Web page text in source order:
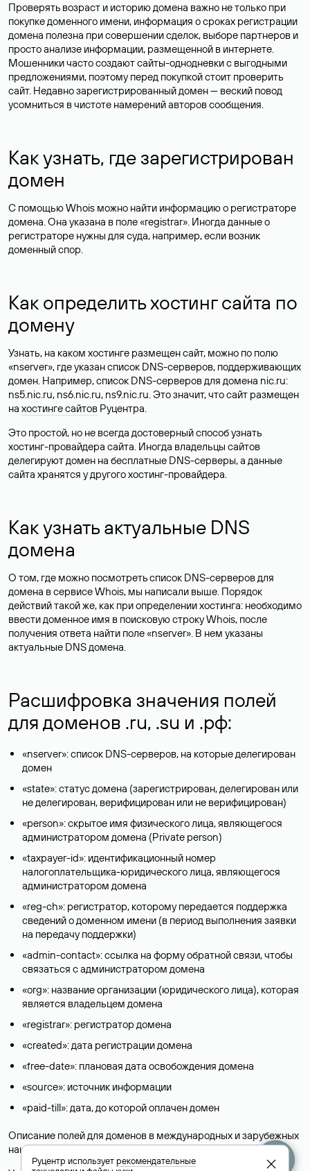
Проверять возраст и историю домена важно не только при
покупке доменного имени, информация о сроках регистрации
домена полезна при совершении сделок, выборе партнеров и
просто анализе информации, размещенной в интернете.
Мошенники часто создают сайты-однодневки с выгодными
предложениями, поэтому перед покупкой стоит проверить
сайт. Недавно зарегистрированный домен — веский повод
усомниться в чистоте намерений авторов сообщения.
Как узнать, где зарегистрирован
домен
С помощью Whois можно найти информацию о регистраторе
домена. Она указана в поле «registrar». Иногда данные о
регистраторе нужны для суда, например, если возник
доменный спор.
Как определить хостинг сайта по
домену
Узнать, на каком хостинге размещен сайт, можно по полю
«nserver», где указан список DNS-серверов, поддерживающих
домен. Например, список DNS-серверов для домена nic.ru:
ns5.nic.ru, ns6.nic.ru, ns9.nic.ru. Это значит, что сайт размещен
на хостинге сайтов Руцентра.
Это простой, но не всегда достоверный способ узнать
хостинг-провайдера сайта. Иногда владельцы сайтов
делегируют домен на бесплатные DNS-серверы, а данные
сайта хранятся у другого хостинг-провайдера.
Как узнать актуальные DNS
домена
О том, где можно посмотреть список DNS-серверов для
домена в сервисе Whois, мы написали выше. Порядок
действий такой же, как при определении хостинга: необходимо
ввести доменное имя в поисковую строку Whois, после
получения ответа найти поле «nserver». В нем указаны
актуальные DNS домена.
Расшифровка значения полей
для доменов .ru, .su и .рф:
«nserver»: список DNS-серверов, на которые делегирован
домен
«state»: статус домена (зарегистрирован, делегирован или
не делегирован, верифицирован или не верифицирован)
«person»: скрытое имя физического лица, являющегося
администратором домена (Privatе person)
«taxpayer-id»: идентификационный номер
налогоплательщика-юридического лица, являющегося
администратором домена
«reg-ch»: регистратор, которому передается поддержка
сведений о доменном имени (в период выполнения заявки
на передачу поддержки)
«admin-contact»: ссылка на форму обратной связи, чтобы
связаться с администратором домена
«org»: название организации (юридического лица), которая
является владельцем домена
«registrar»: регистратор домена
«created»: дата регистрации домена
«free-date»: плановая дата освобождения домена
«source»: источник информации
«paid-till»: дата, до которой оплачен домен
Описание полей для доменов в международных и зарубежных
национальных доменах представлены в разделе «Помощь».
Руцентр используетрекомендательные